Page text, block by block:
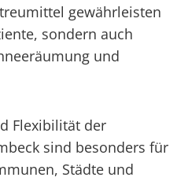
gewährleisten
sondern auch
und
Flexibilität der
sind besonders für
Städte und